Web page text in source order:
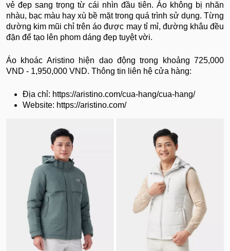
vẻ đẹp sang trọng từ cái nhìn đầu tiên. Áo không bị nhăn
nhàu, bạc màu hay xù bề mặt trong quá trình sử dụng. Từng
dường kim mũi chỉ trên áo được may tỉ mỉ, đường khâu đều
đặn để tạo lên phom dáng đẹp tuyệt vời.
Áo khoác Aristino hiện dao động trong khoảng 725,000
VND - 1,950,000 VND. Thông tin liên hệ cửa hàng:
Địa chỉ: https://aristino.com/cua-hang/cua-hang/
Website: https://aristino.com/